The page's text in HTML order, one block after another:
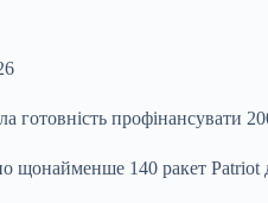
готовність профінансувати
щонайменше 140 ракет